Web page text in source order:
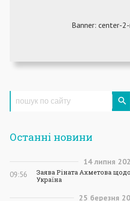
Останні новини
14 липня
09:56
Заява Ріната Ахметова
Україна
25 березня